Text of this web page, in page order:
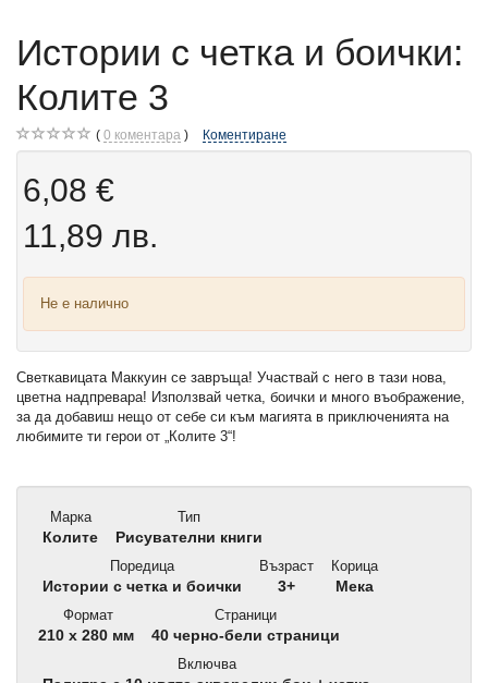
Истории с четка и боички:
Колите 3
0 коментара Коментиране
6,08 €
11,89 лв.
Не е налично
Светкавицата Маккуин се завръща! Участвай с него в тази нова,
цветна надпревара! Използвай четка, боички и много въображение,
за да добавиш нещо от себе си към магията в приключенията на
любимите ти герои от „Колите 3“!
Марка
Колите
Тип
Рисувателни книги
Поредица
Истории с четка и боички
Възраст
3+
Корица
Мека
Формат
210 x 280 мм
Страници
40 черно-бели страници
Включва